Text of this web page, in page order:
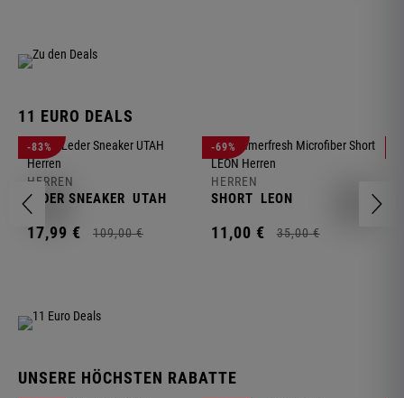
11 EURO DEALS
-83%
HERREN
LEDER SNEAKER UTAH
17,99 € 109,00 €
-69%
HERREN
SHORT LEON
11,00 € 35,00 €
UNSERE HÖCHSTEN RABATTE